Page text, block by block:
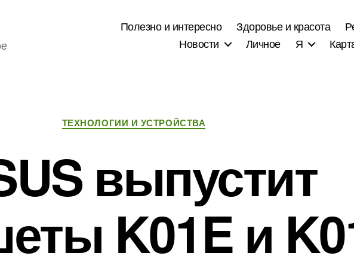
Полезно и интересно Здоровье и красота
Новости
Личное Я
Рубрики
ТЕХНОЛОГИИ И УСТРОЙСТВА
выпустит
K01E и